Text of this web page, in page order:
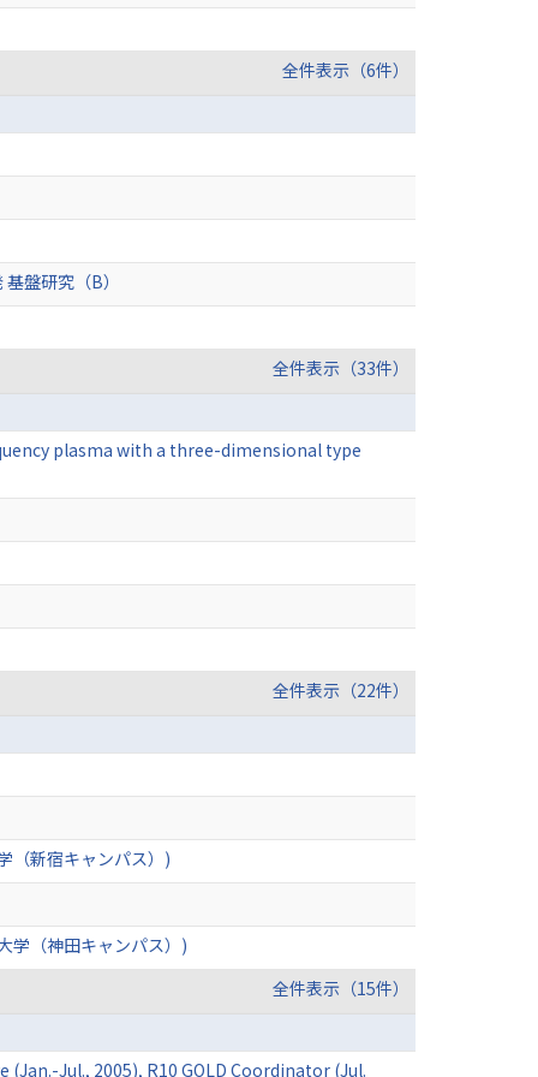
全件表示（6件）
盤研究（B）
全件表示（33件）
plasma with a three-dimensional type
全件表示（22件）
（新宿キャンパス）)
学（神田キャンパス）)
全件表示（15件）
Jul., 2005), R10 GOLD Coordinator (Jul.